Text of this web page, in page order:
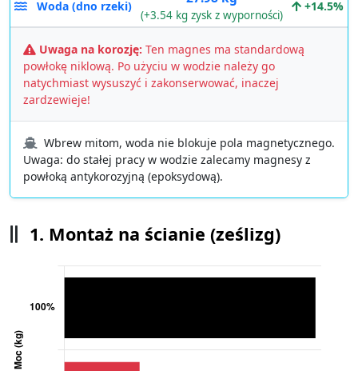
Woda (dno rzeki)
(+3.54 kg zysk z wyporności)
+14.5%
Uwaga na korozję: Ten magnes ma standardową
powłokę niklową. Po użyciu w wodzie należy go
natychmiast wysuszyć i zakonserwować, inaczej
zardzewieje!
Wbrew mitom, woda nie blokuje pola magnetycznego.
Uwaga: do stałej pracy w wodzie zalecamy magnesy z
powłoką antykorozyjną (epoksydową).
1. Montaż na ścianie (ześlizg)